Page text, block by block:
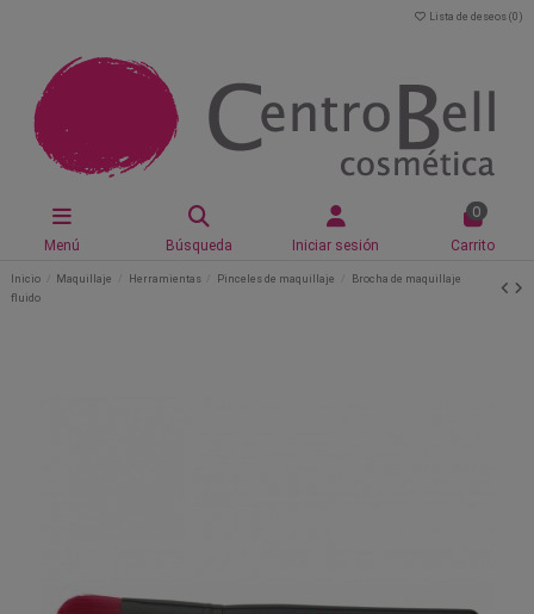
Lista de deseos (0 )
Menú Búsqueda Iniciar sesión
0
Carrito
Inicio Maquillaje Herramientas Pinceles de maquillaje
Brocha de maquillaje
fluido